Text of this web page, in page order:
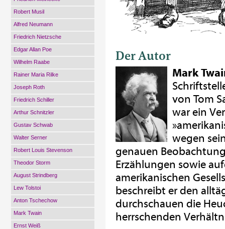
Robert Musil
Alfred Neumann
Friedrich Nietzsche
Edgar Allan Poe
Wilhelm Raabe
Rainer Maria Rilke
Joseph Roth
Friedrich Schiller
Arthur Schnitzler
Gustav Schwab
Walter Serner
Robert Louis Stevenson
Theodor Storm
August Strindberg
Lew Tolstoi
Anton Tschechow
Mark Twain
Ernst Weiß
Der Autor
Mark
von Tom
war ein
wegen
genauen
Erzählungen sowie
amerikanischen
beschreibt er den
durchschauen die
herrschenden